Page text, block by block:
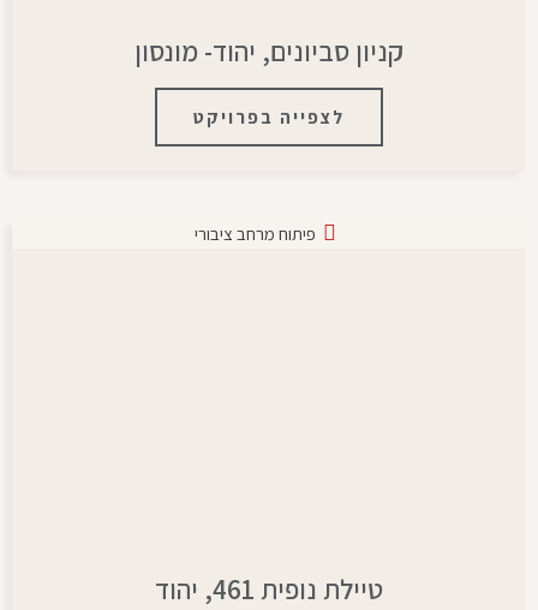
קניון סביונים, יהוד- מונסון
לצפייה בפרויקט
פיתוח מרחב ציבורי
טיילת נופית 461, יהוד